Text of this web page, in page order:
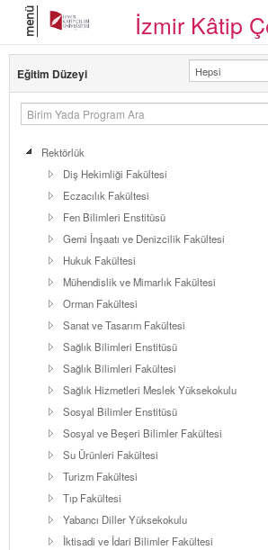
menü İzmir Kâtip
Eğitim Düzeyi
Rektörlük
Diş Hekimliği Fakültesi
Eczacılık Fakültesi
Fen Bilimleri Enstitüsü
Gemi İnşaatı ve Denizcilik Fakültesi
Hukuk Fakültesi
Mühendislik ve Mimarlık Fakültesi
Orman Fakültesi
Sanat ve Tasarım Fakültesi
Sağlık Bilimleri Enstitüsü
Sağlık Bilimleri Fakültesi
Sağlık Hizmetleri Meslek Yüksekokulu
Sosyal Bilimler Enstitüsü
Sosyal ve Beşeri Bilimler Fakültesi
Su Ürünleri Fakültesi
Turizm Fakültesi
Tıp Fakültesi
Yabancı Diller Yüksekokulu
İktisadi ve İdari Bilimler Fakültesi